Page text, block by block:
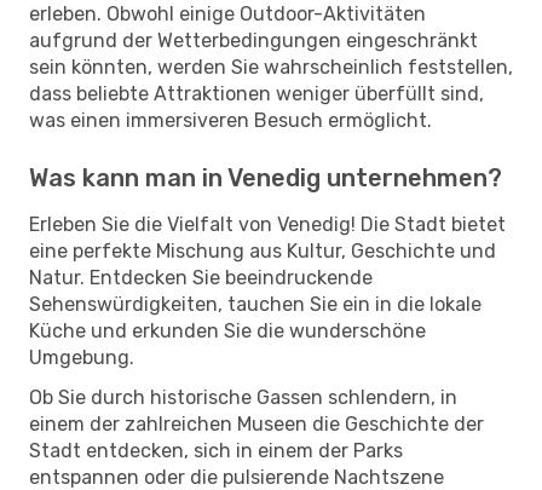
erleben. Obwohl einige Outdoor-Aktivitäten
aufgrund der Wetterbedingungen eingeschränkt
sein könnten, werden Sie wahrscheinlich feststellen,
dass beliebte Attraktionen weniger überfüllt sind,
was einen immersiveren Besuch ermöglicht.
Was kann man in Venedig unternehmen?
Erleben Sie die Vielfalt von Venedig! Die Stadt bietet
eine perfekte Mischung aus Kultur, Geschichte und
Natur. Entdecken Sie beeindruckende
Sehenswürdigkeiten, tauchen Sie ein in die lokale
Küche und erkunden Sie die wunderschöne
Umgebung.
Ob Sie durch historische Gassen schlendern, in
einem der zahlreichen Museen die Geschichte der
Stadt entdecken, sich in einem der Parks
entspannen oder die pulsierende Nachtszene